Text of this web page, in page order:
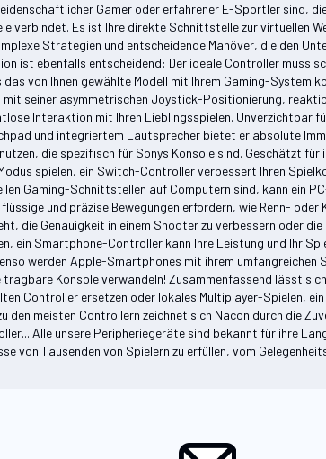
Gamer oder erfahrener E-Sportler sind,
verbindet. Es ist Ihre direkte Schnittstelle zur virtuellen
Strategien und entscheidende Manöver, die den
ist ebenfalls entscheidend: Der ideale Controller
von Ihnen gewählte Modell mit Ihrem Gaming-System
seiner asymmetrischen Joystick-Positionierung,
Interaktion mit Ihren Lieblingsspielen.
und integriertem Lautsprecher bietet er absolute
die spezifisch für Sonys Konsole sind. Geschätzt
spielen, ein Switch-Controller verbessert Ihren
Gaming-Schnittstellen auf Computern sind, kann ein
und präzise Bewegungen erfordern, wie Renn- oder
die Genauigkeit in einem Shooter zu verbessern oder
ein Smartphone-Controller kann Ihre Leistung und Ihr
werden Apple-Smartphones mit ihrem umfangreichen
Konsole verwandeln! Zusammenfassend lässt
Controller ersetzen oder lokales Multiplayer-Spielen,
den meisten Controllern zeichnet sich Nacon durch die
Alle unsere Peripheriegeräte sind bekannt für ihre
von Tausenden von Spielern zu erfüllen, vom